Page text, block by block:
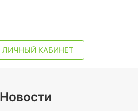
ЛИЧНЫЙ КАБИНЕТ
Новости